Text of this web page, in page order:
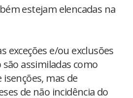
estejam elencadas na
exceções e/ou exclusões
assimiladas como
mas de
de não incidência do